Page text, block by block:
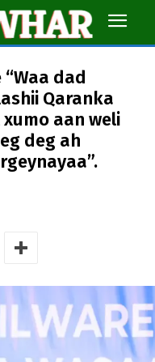
“Waa dad
Qaranka
aan weli
deg ah